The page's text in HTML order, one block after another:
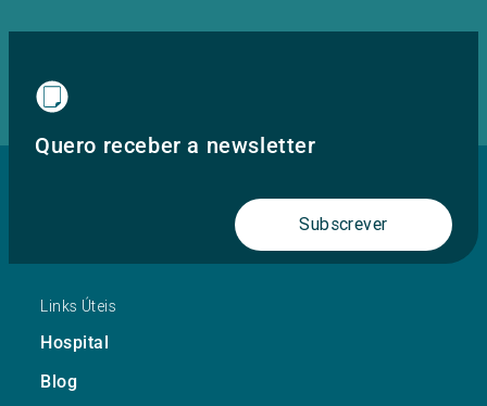
Quero receber a newsletter
Subscrever
Links Úteis
Hospital
Blog